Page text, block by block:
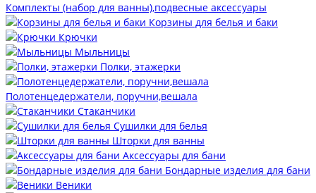
Комплекты (набор для ванны),подвесные аксессуары
Корзины для белья и баки
Крючки
Мыльницы
Полки, этажерки
Полотенцедержатели, поручни,вешала
Стаканчики
Сушилки для белья
Шторки для ванны
Аксессуары для бани
Бондарные изделия для бани
Веники